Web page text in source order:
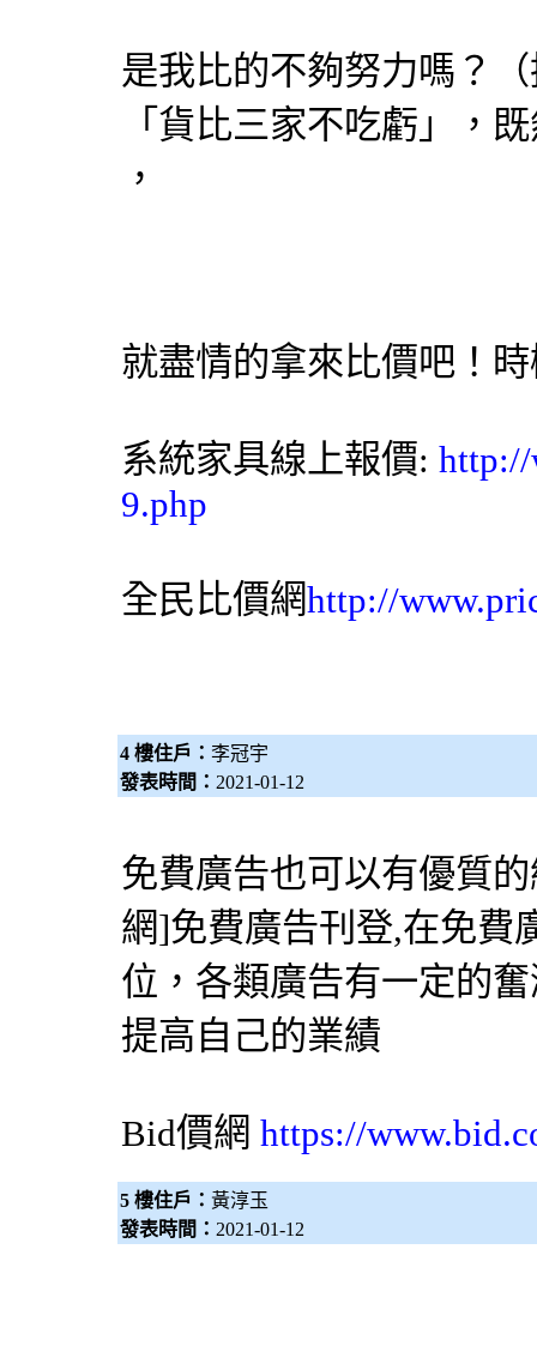
是我比的不夠努力嗎？
「貨比三家不吃虧」，
，
就盡情的拿來比價吧！
系統家具線上報價: http://
9.php
全民比價網http://
4 樓住戶： 李冠宇
發表時間： 2021-01-12
免費廣告也可以有優質
網]免費廣告刊登,在免費
位，各類廣告有一定的
提高自己的業績
Bid價網 https://
5 樓住戶： 黃淳玉
發表時間： 2021-01-12